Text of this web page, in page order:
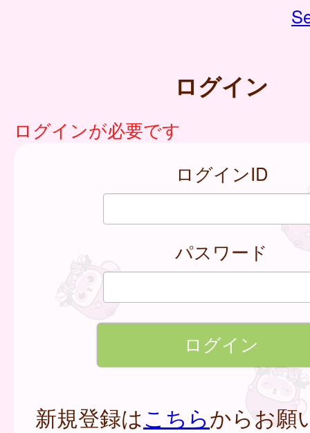
ログイン
ログインが必要です
ログインID
パスワード
新規登録はこちらからお願